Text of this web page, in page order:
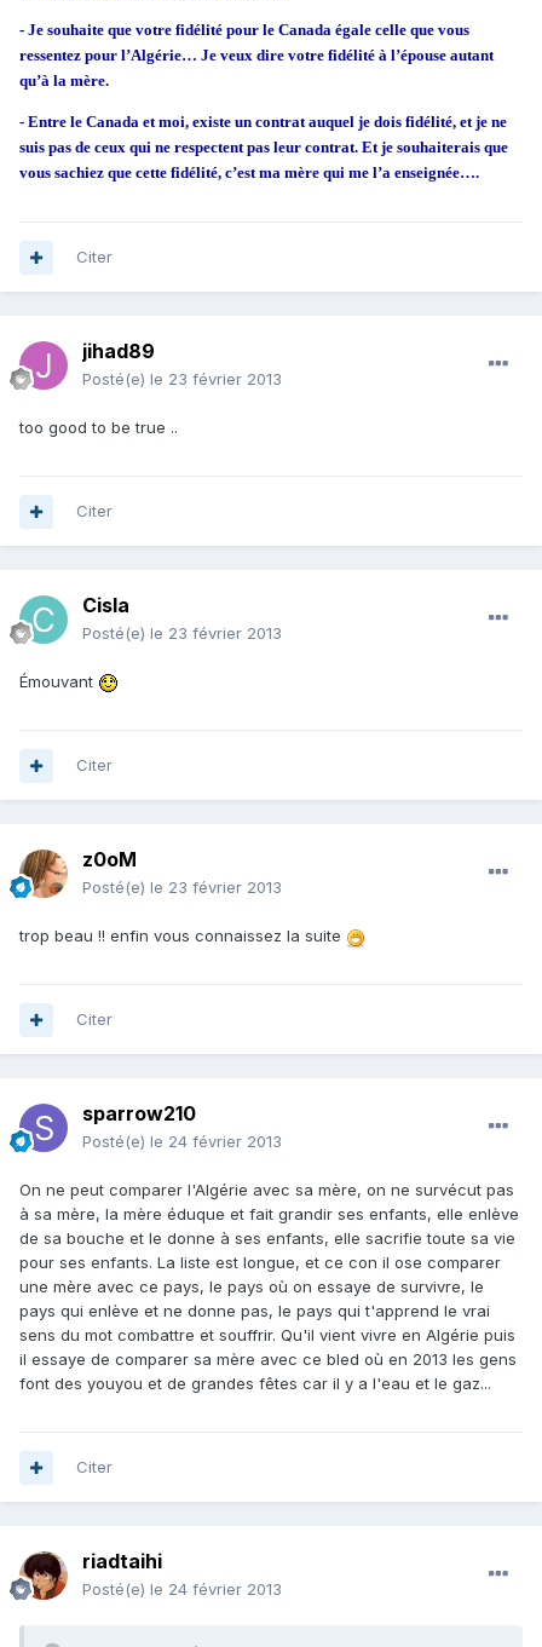
- Je souhaite que votre fidélité pour le Canada égale celle que vous
ressentez pour l’Algérie… Je veux dire votre fidélité à l’épouse autant
qu’à la mère.
- Entre le Canada et moi, existe un contrat auquel je dois fidélité, et je ne
suis pas de ceux qui ne respectent pas leur contrat. Et je souhaiterais que
vous sachiez que cette fidélité, c’est ma mère qui me l’a enseignée….
Citer
jihad89
Posté(e) le 23 février 2013
too good to be true ..
Citer
Cisla
Posté(e) le 23 février 2013
Émouvant
Citer
z0oM
Posté(e) le 23 février 2013
trop beau !! enfin vous connaissez la suite
Citer
sparrow210
Posté(e) le 24 février 2013
On ne peut comparer l'Algérie avec sa mère, on ne survécut pas
à sa mère, la mère éduque et fait grandir ses enfants, elle enlève
de sa bouche et le donne à ses enfants, elle sacrifie toute sa vie
pour ses enfants. La liste est longue, et ce con il ose comparer
une mère avec ce pays, le pays où on essaye de survivre, le
pays qui enlève et ne donne pas, le pays qui t'apprend le vrai
sens du mot combattre et souffrir. Qu'il vient vivre en Algérie puis
il essaye de comparer sa mère avec ce bled où en 2013 les gens
font des youyou et de grandes fêtes car il y a l'eau et le gaz...
Citer
riadtaihi
Posté(e) le 24 février 2013